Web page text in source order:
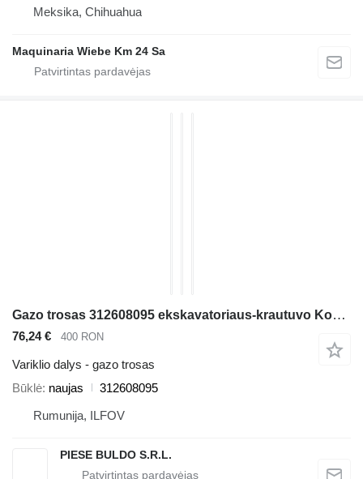
Meksika, Chihuahua
Maquinaria Wiebe Km 24 Sa
Gazo trosas 312608095 ekskavatoriaus-krautuvo Komatsu WB140, WB140PS, WB150, WB150AWS
76,24 € 400 RON
Variklio dalys - gazo trosas
Būklė naujas
312608095
Rumunija, ILFOV
PIESE BULDO S.R.L.